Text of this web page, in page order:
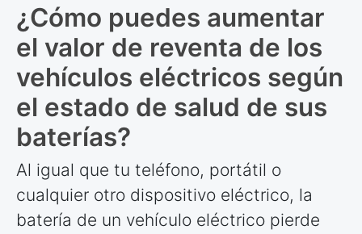
¿Cómo puedes aumentar
el valor de reventa de los
vehículos eléctricos según
el estado de salud de sus
baterías?
Al igual que tu teléfono, portátil o
cualquier otro dispositivo eléctrico, la
batería de un vehículo eléctrico pierde